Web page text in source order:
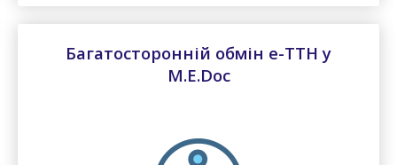
Багатосторонній обмін e-ТТН у
М.E.Doc